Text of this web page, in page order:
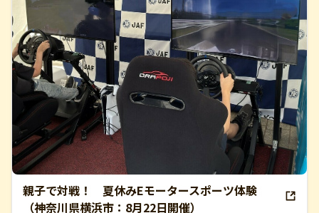
親子で対戦！ 夏休みEモータースポーツ体験
（神奈川県横浜市：8月22日開催）